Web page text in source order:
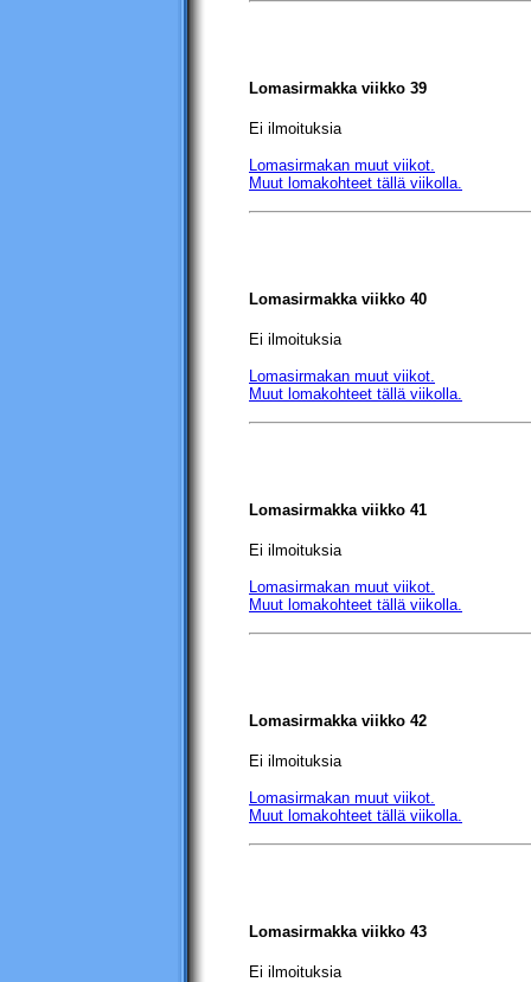
Lomasirmakka viikko 39
Ei ilmoituksia
Lomasirmakan muut viikot.
Muut lomakohteet tällä viikolla.
Lomasirmakka viikko 40
Ei ilmoituksia
Lomasirmakan muut viikot.
Muut lomakohteet tällä viikolla.
Lomasirmakka viikko 41
Ei ilmoituksia
Lomasirmakan muut viikot.
Muut lomakohteet tällä viikolla.
Lomasirmakka viikko 42
Ei ilmoituksia
Lomasirmakan muut viikot.
Muut lomakohteet tällä viikolla.
Lomasirmakka viikko 43
Ei ilmoituksia